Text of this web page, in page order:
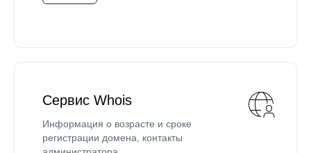
Сервис Whois
Информация о возрасте и сроке
регистрации домена, контакты